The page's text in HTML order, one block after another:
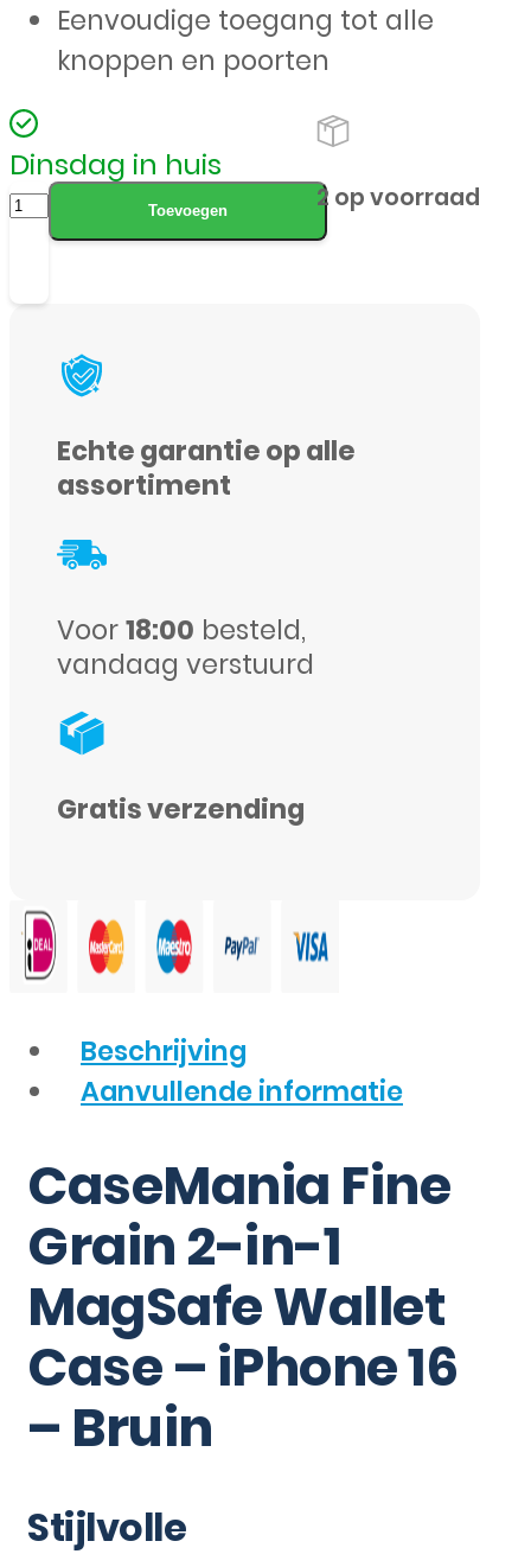
Eenvoudige toegang tot alle
knoppen en poorten
Dinsdag in huis
CaseMania
Fine
Magsafe
Wallet
Bruin
aantal
Toevoegen 2 op voorraad
Echte garantie op alle
assortiment
Voor18:00 besteld,
vandaag verstuurd
Gratis verzending
Beschrijving
Aanvullende informatie
CaseMania Fine
Grain 2-in-1
MagSafe Wallet
Case – iPhone 16
– Bruin
Stijlvolle